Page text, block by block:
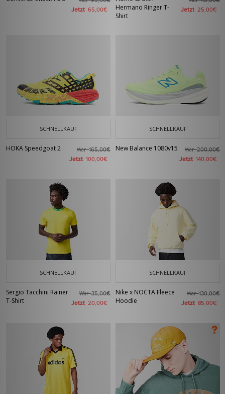
Jetzt 65,00€
Hermano Ringer T-
Shirt
Jetzt 25,00€
SCHNELLKAUF
HOKA Speedgoat 2 War165,00€
Jetzt 100,00€
SCHNELLKAUF
New Balance 1080v15 War200,00€
Jetzt 140,00€
SCHNELLKAUF
Sergio Tacchini Rainer
T-Shirt
War35,00€
Jetzt 20,00€
SCHNELLKAUF
Nike x NOCTA Fleece
Hoodie
War130,00€
Jetzt 85,00€